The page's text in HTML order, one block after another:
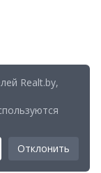
Realt.by,
Отклонить